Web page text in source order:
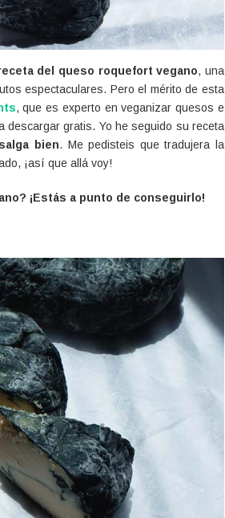
del queso roquefort vegano, una
espectaculares. Pero el mérito de esta
, que es experto en veganizar quesos e
descargar gratis. Yo he seguido su receta
bien. Me pedisteis que tradujera la
¡así que allá voy!
¡Estás a punto de conseguirlo!